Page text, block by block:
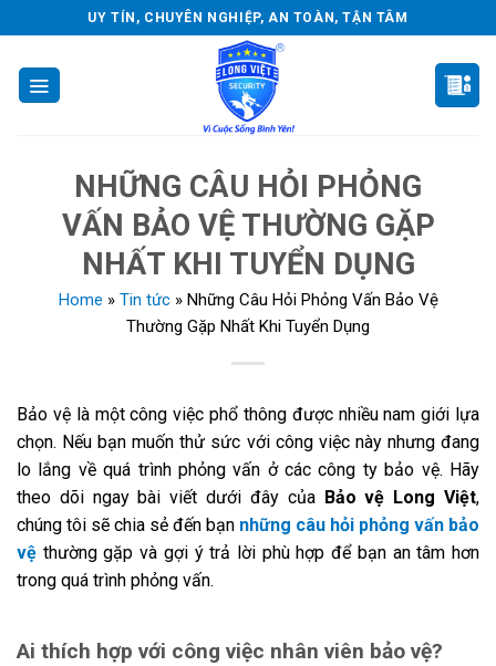
to
content
UY TÍN, CHUYÊN NGHIỆP, AN TOÀN, TẬN TÂM
NHỮNG CÂU HỎI PHỎNG
VẤN BẢO VỆ THƯỜNG GẶP
NHẤT KHI TUYỂN DỤNG
Home » Tin tức» Những Câu Hỏi Phỏng Vấn Bảo Vệ
Thường Gặp Nhất Khi Tuyển Dụng
Bảo vệ là một công việc phổ thông được nhiều nam giới lựa
chọn. Nếu bạn muốn thử sức với công việc này nhưng đang
lo lắng về quá trình phỏng vấn ở các công ty bảo vệ. Hãy
theo dõi ngay bài viết dưới đây của Bảo vệ Long Việt,
chúng tôi sẽ chia sẻ đến bạn những câu hỏi phỏng vấn bảo
vệ thường gặp và gợi ý trả lời phù hợp để bạn an tâm hơn
trong quá trình phỏng vấn.
Ai thích hợp với công việc nhân viên bảo vệ?